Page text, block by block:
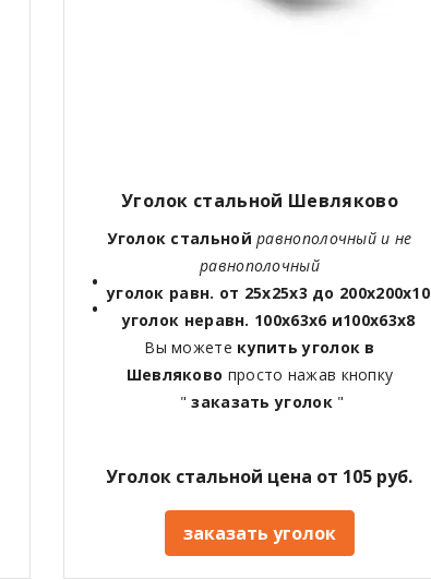
Уголок стальной Шевляково
Уголок стальнойравнополочный и не
равнополочный
уголок равн. от 25х25х3 до 200х200х10
уголок неравн. 100х63х6 и100х63х8
Вы можете купить уголок в
Шевляково просто нажав кнопку
" заказать уголок"
Уголок стальной цена от 105 руб.
заказать уголок